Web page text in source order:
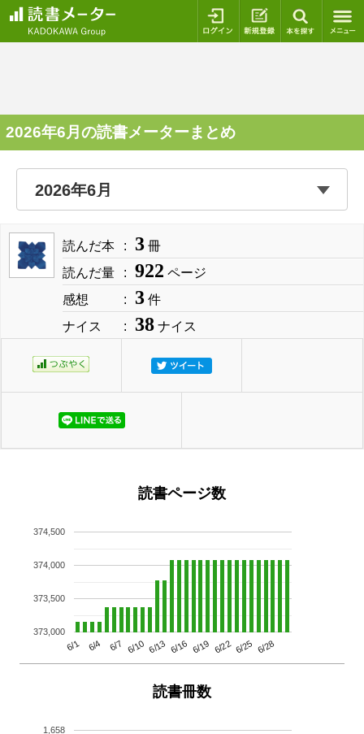
ログイン 新規登録
2026年6月の読書メーターまとめ
読んだ本 3 冊
読んだ量
922 ページ
感想
3 件
ナイス
38 ナイス
読書ページ数
6/1 6/4 6/7 6/10 6/13 6/16 6/19 6/22 6/25 6/28
373,000
373,500
374,000
374,500
読書冊数
1,658